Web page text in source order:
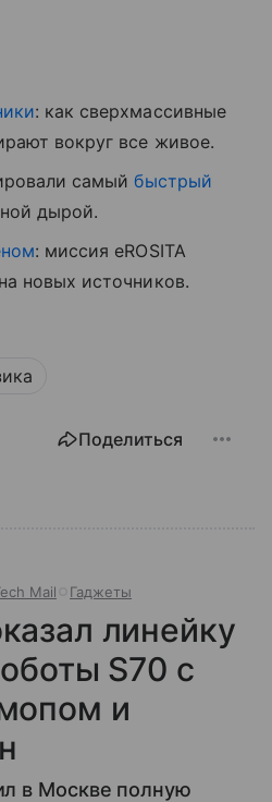
: как сверхмассивные
вокруг все живое.
самыйбыстрый
дырой.
: миссия eROSITA
новых источников.
Поделиться
Mail Гаджеты
линейку
S70 с
и
в Москве полную